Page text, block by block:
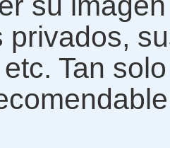
privados,
Tan